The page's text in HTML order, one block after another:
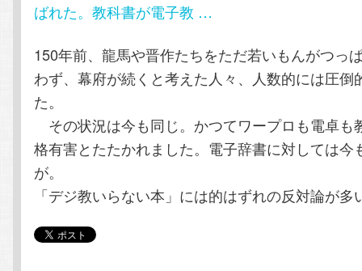
移
動
動
ばれた。教科書が電子教 …
150年前、龍馬や晋作たちをただ若いもんがつっ
わず、幕府が続くと考えた人々、人数的には圧倒
た。
その状況は今も同じ。かつてワープロも電卓も
格有害とたたかれました。電子辞書に対しては今
が。
「デジ教いらない本」には的はずれの反対論が多